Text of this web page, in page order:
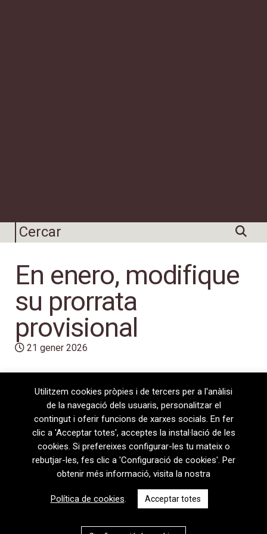
En enero, modifique
su prorrata
provisional
21 gener 2026
08720 Vilafranca del Penedès · General Prim 5, 2n · Barcelona
T+34 938 170 417 ·
+34 938 170 301
Política de privacitat|Política de cookies
Utilitzem cookies pròpies i de tercers per a l'anàlisi
de la navegació dels usuaris, personalitzar el
contingut i oferir funcions de xarxes socials. En fer
clic a 'Acceptar totes', acceptes la instal·lació de les
cookies. Si prefereixes configurar-les tu mateix o
rebutjar-les, fes clic a 'Configuració de cookies'. Per
obtenir més informació, visita la nostra
Política de cookies. Acceptar totes